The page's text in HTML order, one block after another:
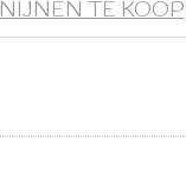
TE KOOP